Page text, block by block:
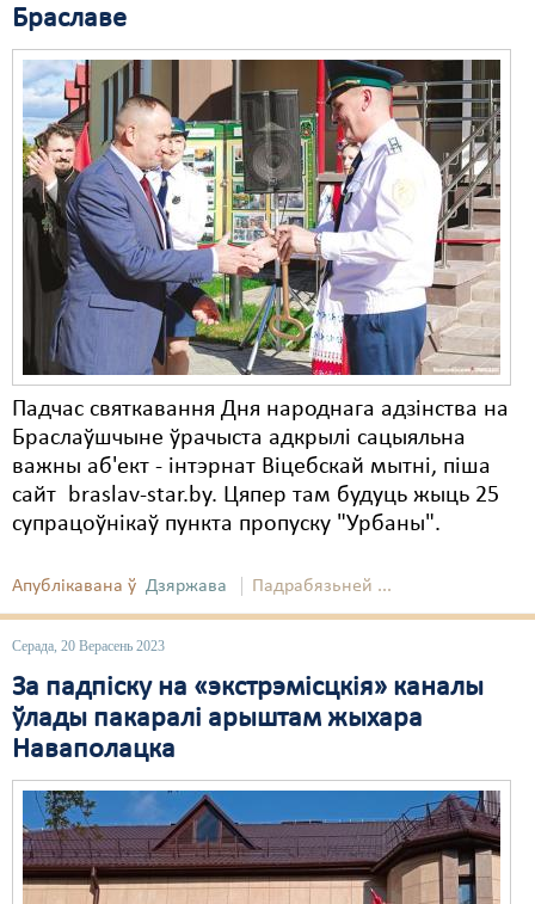
Браславе
Падчас святкавання Дня народнага адзінства на
Браслаўшчыне ўрачыста адкрылі сацыяльна
важны аб'ект - інтэрнат Віцебскай мытні, піша
сайт braslav-star.by. Цяпер там будуць жыць 25
супрацоўнікаў пункта пропуску "Урбаны".
Апублікавана ў Дзяржава Падрабязьней ...
Серада, 20 Верасень 2023
За падпіску на «экстрэмісцкія» каналы
ўлады пакаралі арыштам жыхара
Наваполацка